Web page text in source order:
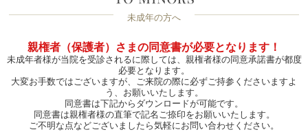
未成年の方へ
親権者（保護者）さまの同意書が必要となります！
未成年者様が当院を受診されるに際しては、親権者様の同意承諾書が都度
必要となります。
大変お手数ではございますが、ご来院の際に必ずご持参くださいますよ
う、お願いいたします。
同意書は下記からダウンロードが可能です。
同意書は親権者様の直筆で記名ご捺印をお願いいたします。
ご不明な点などございましたら気軽にお問い合わせください。